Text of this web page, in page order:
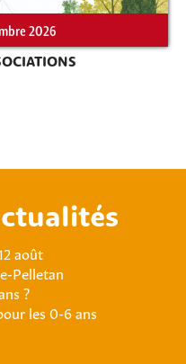
2026
août
Pelletan
?
les 0-6 ans